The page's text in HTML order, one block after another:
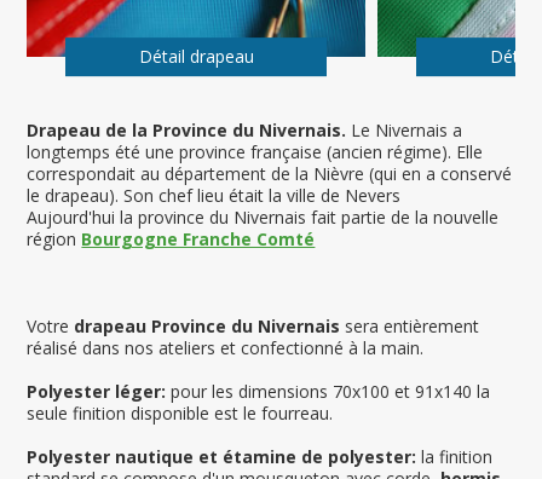
Drapeau de la Province du Nivernais. Le Nivernais a
longtemps été une province française (ancien régime). Elle
correspondait au département de la Nièvre (qui en a conservé
le drapeau). Son chef lieu était la ville de Nevers
Aujourd'hui la province du Nivernais fait partie de la nouvelle
région Bourgogne Franche Comté
Votre drapeau Province du Nivernais sera entièrement
réalisé dans nos ateliers et confectionné à la main.
Polyester léger: pour les dimensions 70x100 et 91x140 la
seule finition disponible est le fourreau.
Polyester nautique et étamine de polyester: la finition
Détail drapeau Détail